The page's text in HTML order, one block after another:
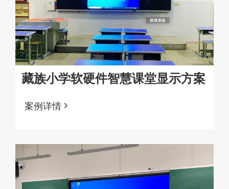
藏族小学软硬件智慧课堂显示方案
案例详情